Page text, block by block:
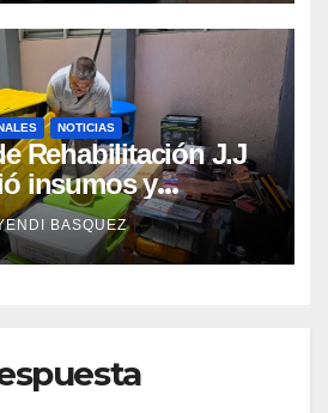
NOTICIAS
Rehabilitación J.J
insumos y
para la atención de
discapacidad
BASQUEZ